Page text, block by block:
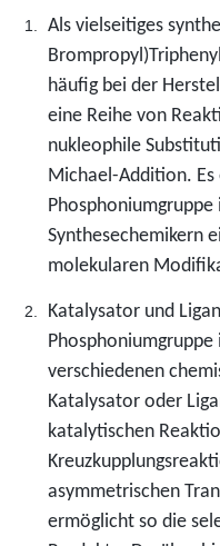
Als vielseitiges
häufig bei der
eine Reihe von
nukleophile
Michael-Addition.
Synthesechemikern
molekularen
Katalysator und
Phosphoniumgruppe
verschiedenen
Katalysator oder
katalytischen
asymmetrischen
ermöglicht so die